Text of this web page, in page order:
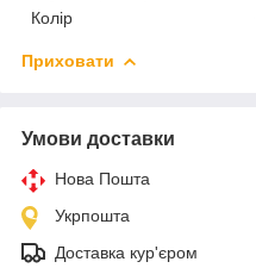
Колір
Приховати
Умови доставки
Нова Пошта
Укрпошта
Доставка кур'єром